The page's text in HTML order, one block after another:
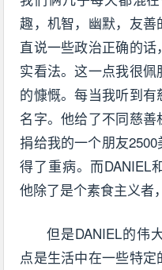
趣，机智，幽默，友
直说一些政治正确的
实看法。这一点我很
的慷慨。每当我听到
名字。他给了不同慈
捐给我的一个朋友
得了重病。而DANIEL
他除了是个素食主义者
但是DANIEL的伟
点是生活中在一些特